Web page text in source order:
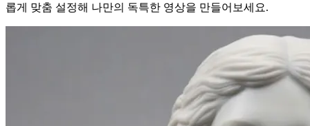
롭게 맞춤 설정해 나만의 독특한 영상을 만들어보세요.